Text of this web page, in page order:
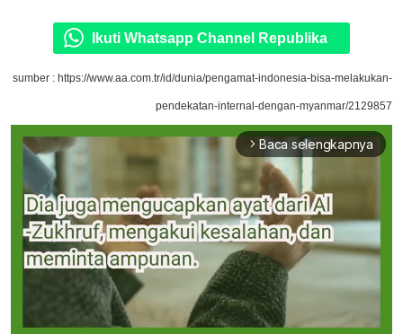
Ikuti Whatsapp Channel Republika
sumber : https://www.aa.com.tr/id/dunia/pengamat-indonesia-bisa-melakukan-
pendekatan-internal-dengan-myanmar/2129857
arrow_forward_ios Baca selengkapnya